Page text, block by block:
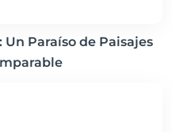
Paraíso de Paisajes